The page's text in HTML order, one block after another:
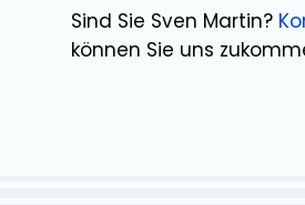
Sind Sie Sven Martin?
können Sie uns